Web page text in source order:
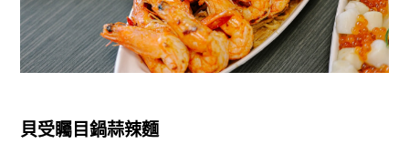
貝受矚目鍋蒜辣麵